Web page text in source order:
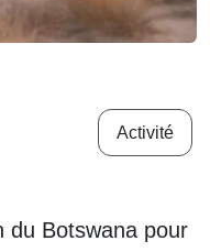
Activité
du Botswana pour